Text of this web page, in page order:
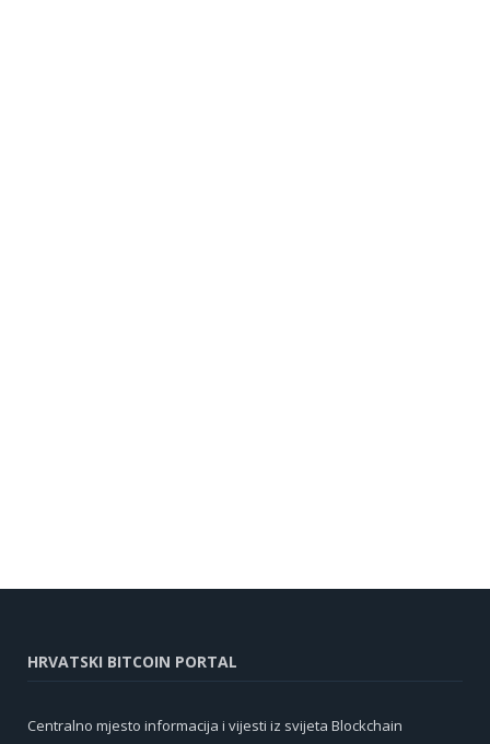
HRVATSKI BITCOIN PORTAL
Centralno mjesto informacija i vijesti iz svijeta Blockchain